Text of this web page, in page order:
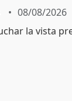
08/08/2026